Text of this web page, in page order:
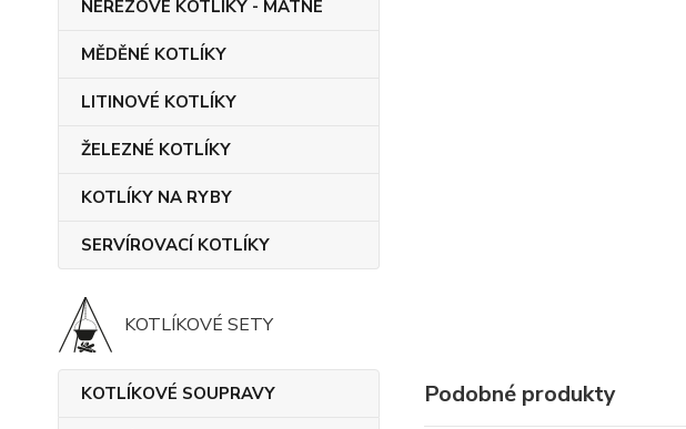
NEREZOVÉ KOTLÍKY - MATNÉ
MĚDĚNÉ KOTLÍKY
LITINOVÉ KOTLÍKY
ŽELEZNÉ KOTLÍKY
KOTLÍKY NA RYBY
SERVÍROVACÍ KOTLÍKY
KOTLÍKOVÉ SETY
KOTLÍKOVÉ SOUPRAVY Podobné produkty